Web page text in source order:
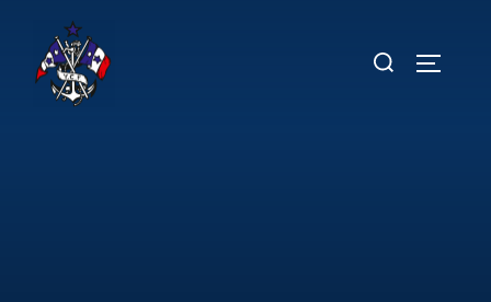
contenu
Rechercher :